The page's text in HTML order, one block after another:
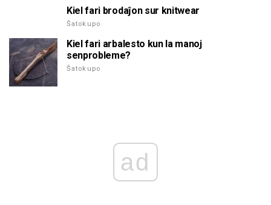
Kiel fari brodaĵon sur knitwear
Ŝatokupo
Kiel fari arbalesto kun la manoj
senprobleme?
Ŝatokupo
ad